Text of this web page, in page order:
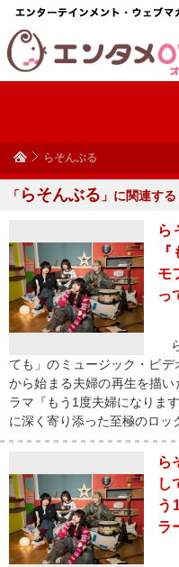
らそんぶる
「 らそんぶる 」に関連する
ら
モ
っ
ても」のミュージック・ビ
から始まる夫婦の再生を描
ラマ『もう1度夫婦になりま
に深く寄り添った至極のロッ
ら
し
う
ラ